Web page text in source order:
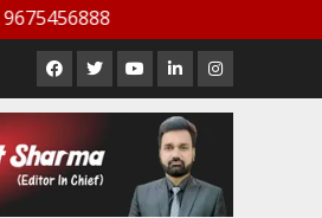
Facebook
X YoutubeLinkedInInstagram